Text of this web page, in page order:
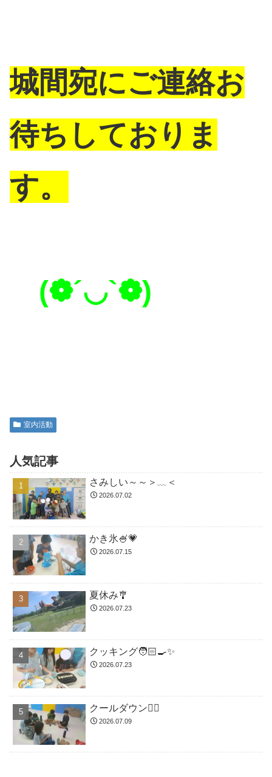
城間宛にご連絡お
待ちしておりま
す。
(❁´◡`❁)
室内活動
人気記事
さみしい～～＞﹏＜
2026.07.02
かき氷🍧💗
2026.07.15
夏休み🎐
2026.07.23
クッキング🧑🏻‍🍳✨
2026.07.23
クールダウン😮‍💨
2026.07.09